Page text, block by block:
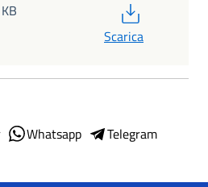
Scarica
Whatsapp
Telegram